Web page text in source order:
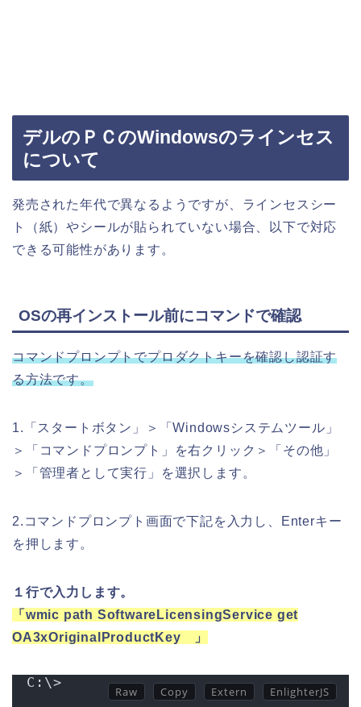
デルのＰＣのWindowsのラインセス
について
発売された年代で異なるようですが、ラインセスシー
ト（紙）やシールが貼られていない場合、以下で対応
できる可能性があります。
OSの再インストール前にコマンドで確認
コマンドプロンプトでプロダクトキーを確認し認証す
る方法です。
1.「スタートボタン」＞「Windowsシステムツール」
＞「コマンドプロンプト」を右クリック＞「その他」
＞「管理者として実行」を選択します。
2.コマンドプロンプト画面で下記を入力し、Enterキー
を押します。
１行で入力します。
「wmic path SoftwareLicensingService get
OA3xOriginalProductKey 」
C:\>